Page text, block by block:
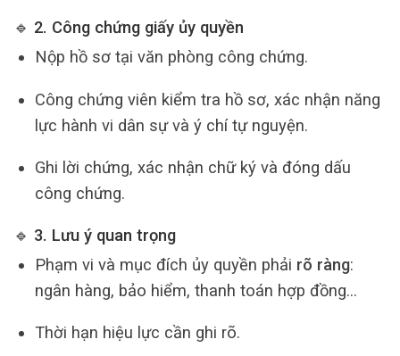
🔹 2. Công chứng giấy ủy quyền
Nộp hồ sơ tại văn phòng công chứng.
Công chứng viên kiểm tra hồ sơ, xác nhận năng
lực hành vi dân sự và ý chí tự nguyện.
Ghi lời chứng, xác nhận chữ ký và đóng dấu
công chứng.
🔹 3. Lưu ý quan trọng
Phạm vi và mục đích ủy quyền phải rõ ràng:
ngân hàng, bảo hiểm, thanh toán hợp đồng…
Thời hạn hiệu lực cần ghi rõ.